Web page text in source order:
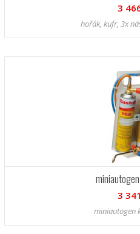
3
hořák, kufr, 3x
3
miniautogen